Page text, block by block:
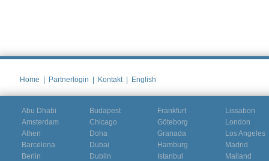
Home Partnerlogin Kontakt English
Abu Dhabi
Amsterdam
Athen
Barcelona
Berlin
Budapest
Chicago
Doha
Dubai
Dublin
Frankfurt
Göteborg
Granada
Hamburg
Istanbul
Lissabon
London
Los Angeles
Madrid
Mailand